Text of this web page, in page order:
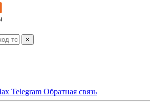
×
Telegram Обратная связь